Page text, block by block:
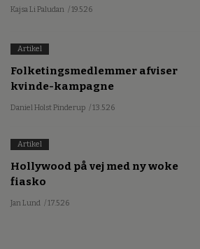
Kajsa Li Paludan / 19.5.26
Artikel
Folketingsmedlemmer afviser
kvinde-kampagne
Daniel Holst Pinderup / 13.5.26
Artikel
Hollywood på vej med ny woke
fiasko
Jan Lund / 17.5.26